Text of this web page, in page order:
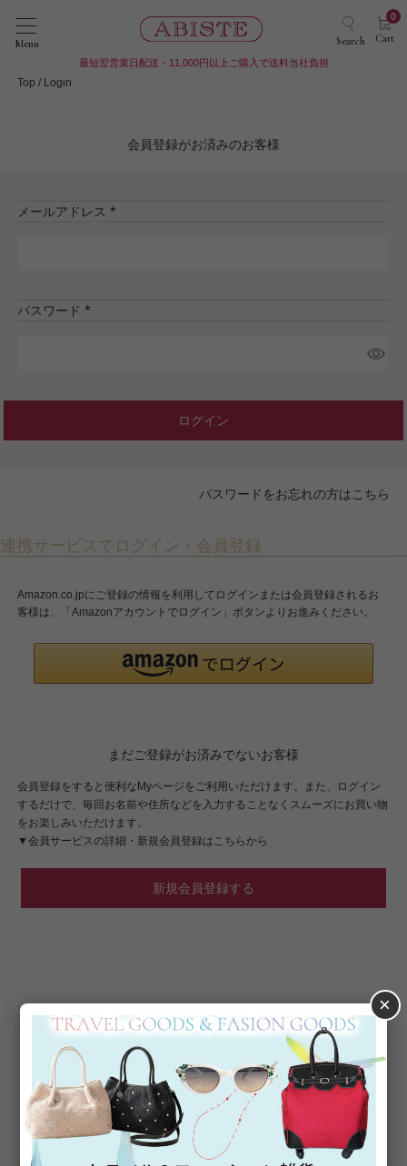
Menu Search Cart
0
最短翌営業日配送・11,000円以上ご購入で送料当社負担
Top Login
会員登録がお済みのお客様
メールアドレス
パスワード
ログイン
パスワードをお忘れの方はこちら
連携サービスでログイン・会員登録
Amazon.co.jpにご登録の情報を利用してログインまたは会員登録されるお
客様は、「Amazonアカウントでログイン」ボタンよりお進みください。
まだご登録がお済みでないお客様
会員登録をすると便利なMyページをご利用いただけます。また、ログイン
するだけで、毎回お名前や住所などを入力することなくスムーズにお買い物
をお楽しみいただけます。
▼会員サービスの詳細・新規会員登録はこちらから
新規会員登録する
Category
アイテムカテゴリー
×